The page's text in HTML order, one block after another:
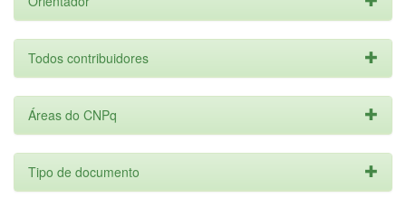
Todos contribuidores
Áreas do CNPq
Tipo de documento